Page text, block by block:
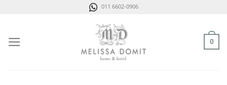
011 6602-0906
0